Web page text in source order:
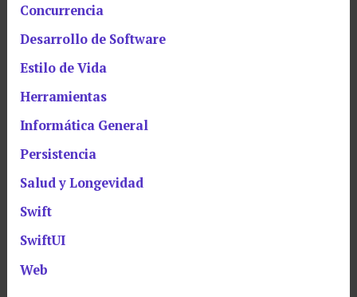
Concurrencia
Desarrollo de Software
Estilo de Vida
Herramientas
Informática General
Persistencia
Salud y Longevidad
Swift
SwiftUI
Web